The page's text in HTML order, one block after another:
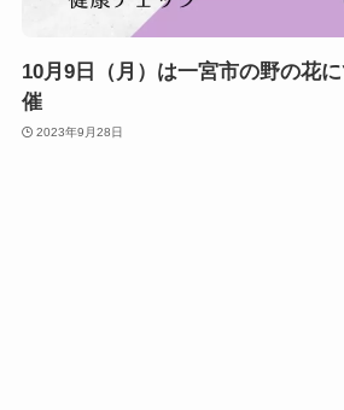
10月9日（月）は一宮市の野の花
催
2023年9月28日